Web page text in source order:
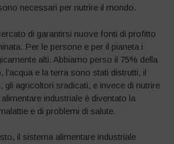
necessari per nutrire il mondo.
di garantirsi nuove fonti di profitto
Per le persone e per il pianeta i
alti. Abbiamo perso il 75% della
l’acqua e la terra sono stati distrutti, il
gli agricoltori sradicati, e invece di nutrire
industriale è diventato la
e di problemi di salute.
il sistema alimentare industriale